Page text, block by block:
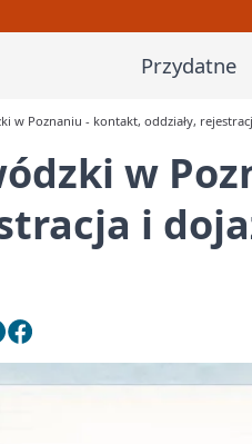
Przydatne
w Poznaniu - kontakt, oddziały,
w
i